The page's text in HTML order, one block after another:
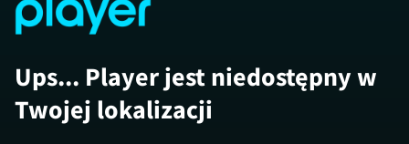
Ups... Player jest niedostępny w
Twojej lokalizacji